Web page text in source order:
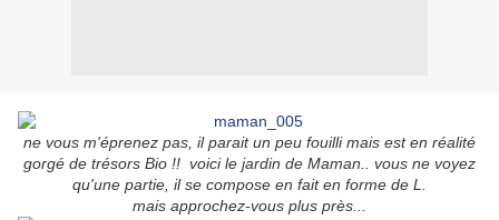
ne vous m'éprenez pas, il parait un peu fouilli mais est en réalité
gorgé de trésors Bio !! voici le jardin de Maman.. vous ne voyez
qu'une partie, il se compose en fait en forme de L.
mais approchez-vous plus près...